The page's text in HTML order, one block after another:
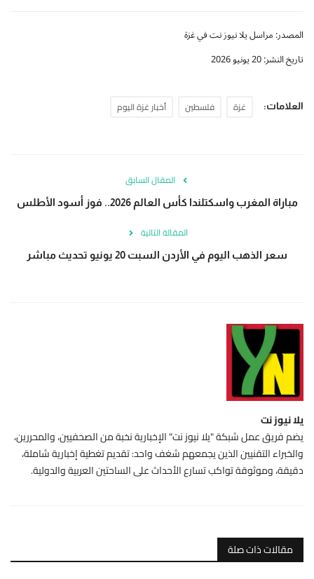
المصدر: مراسل يلا نيوز نت في غزة
تاريخ النشر: 20 يونيو 2026
العلامات: غزة فلسطين أخبار غزة اليوم
المقال السابق
مباراة المغرب واسكتلندا كأس العالم 2026.. فوز أسود الأطلس
المقالة التالية
سعر الذهب اليوم في الأردن السبت 20 يونيو تحديث مباشر
يلا نيوز نت
يضم فريق عمل شبكة "يلا نيوز نت" الإخبارية نخبة من الصحفيين، والمحررين،
والخبراء التقنيين الذين يجمعهم شغف واحد: تقديم تغطية إخبارية شاملة،
دقيقة، وموثوقة تواكب تسارع الأحداث على الساحتين العربية والدولية.
مقالات ذات صلة